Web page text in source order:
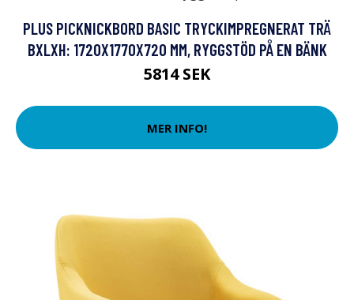
PLUS PICKNICKBORD BASIC TRYCKIMPREGNERAT TRÄ
BXLXH: 1720X1770X720 MM, RYGGSTÖD PÅ EN BÄNK
5814 SEK
MER INFO!